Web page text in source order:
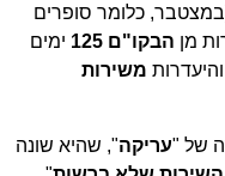
כלומר סופרים
מן הבקו"ם 125
ימים
והיעדרות משירות
של "עריקה", שהיא שונה